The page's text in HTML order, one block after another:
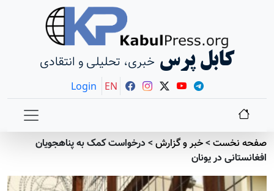
کابل پرس خبری، تحلیلی و انتقادی
Login EN
صفحه نخست>خبر و گزارش> درخواست کمک به پناهجویان
افغانستانی در یونان